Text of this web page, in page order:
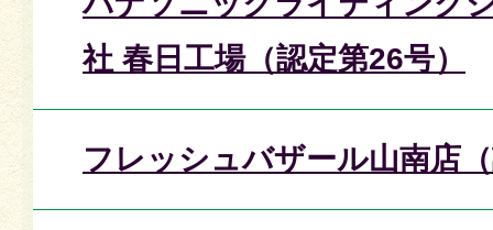
社 春日工場（認定第26号）
フレッシュバザール山南店